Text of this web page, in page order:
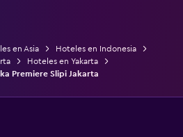
en Asia
Hoteles en Indonesia
Hoteles en Yakarta
Premiere Slipi Jakarta